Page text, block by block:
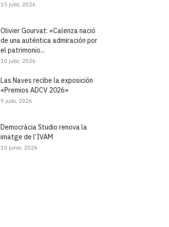
15 julio, 2026
Olivier Gourvat: «Calenza nació
de una auténtica admiración por
el patrimonio...
10 julio, 2026
Las Naves recibe la exposición
«Premios ADCV 2026»
9 julio, 2026
Democràcia Studio renova la
imatge de l’IVAM
10 junio, 2026